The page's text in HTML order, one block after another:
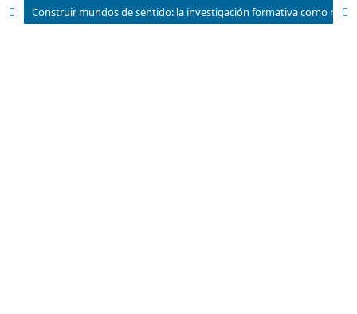
Construir mundos de sentido: la investigación formativa como responsabilidad de la docencia universitaria